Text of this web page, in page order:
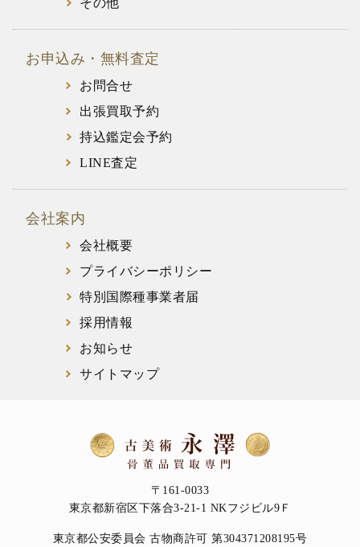
お申込み・無料査定
お問合せ
出張買取予約
持込鑑定会予約
LINE査定
会社案内
会社概要
プライバシーポリシー
特別国際種事業者届
採用情報
お知らせ
サイトマップ
〒161-0033
東京都新宿区下落合3-21-1 NKフジビル9Ｆ
東京都公安委員会 古物商許可 第304371208195号